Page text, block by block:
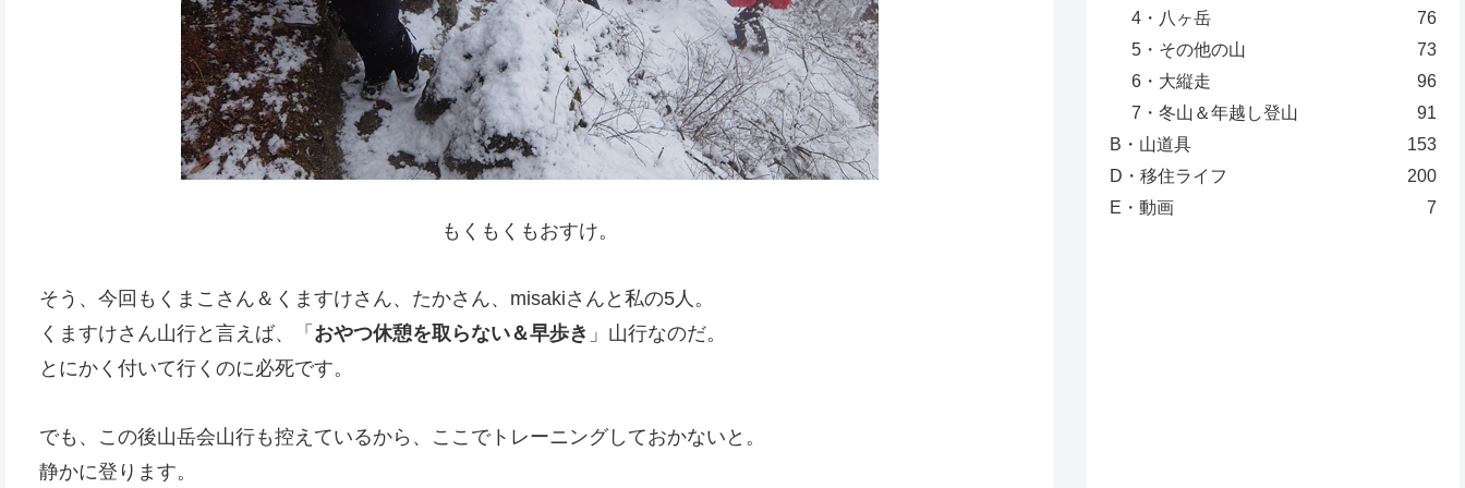
もくもくもおすけ。
そう、今回もくまこさん＆くますけさん、たかさん、misakiさんと私の5人。
くますけさん山行と言えば、「 おやつ休憩を取らない＆早歩き 」山行なのだ。
とにかく付いて行くのに必死です。
でも、この後山岳会山行も控えているから、ここでトレーニングしておかないと。
静かに登ります。
4・八ヶ岳
76
5・その他の山
73
6・大縦走
96
7・冬山＆年越し登山
91
B・山道具
153
D・移住ライフ
200
E・動画
7